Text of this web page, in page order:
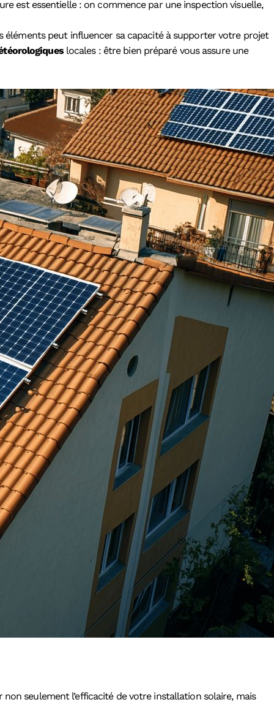
est essentielle : on commence par une inspection visuelle,
éléments peut influencer sa capacité à supporter votre projet
locales : être bien préparé vous assure une
seulement l’efficacité de votre installation solaire, mais